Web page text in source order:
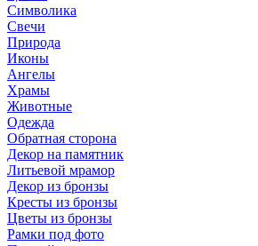
Символика
Свечи
Природа
Иконы
Ангелы
Храмы
Животные
Одежда
Обратная сторона
Декор на памятник
Литьевой мрамор
Декор из бронзы
Кресты из бронзы
Цветы из бронзы
Рамки под фото